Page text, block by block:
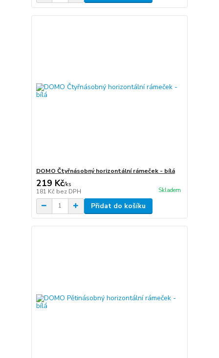
DOMO Čtyřnásobný horizontální rámeček - bílá
219 Kč/ks
181 Kč bez DPH Skladem
Přidat do košíku